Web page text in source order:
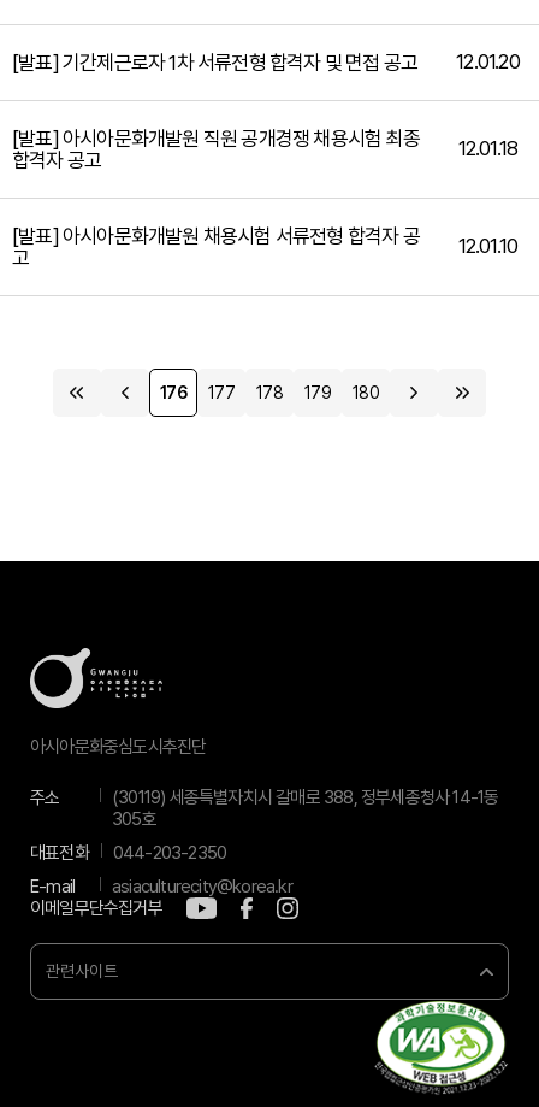
[발표] 기간제근로자 1차 서류전형 합격자 및 면접 공고 12.01.20
[발표] 아시아문화개발원 직원 공개경쟁 채용시험 최종
합격자 공고
12.01.18
[발표] 아시아문화개발원 채용시험 서류전형 합격자 공
고
12.01.10
176 177 178 179 180
아시아문화중심도시추진단
주소
(30119) 세종특별자치시 갈매로 388, 정부세종청사 14-1동
305호
대표전화
044-203-2350
E-mail
asiaculturecity@korea.kr
이메일무단수집거부
관련사이트